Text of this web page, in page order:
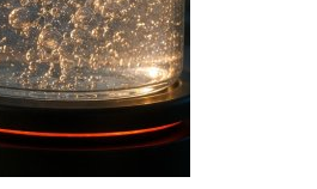
превысить норму почти в
раза
7, 2026
Евросоюз потребовал
увеличить вложения в
защиту природы на фоне
роста ущерба от пожаров